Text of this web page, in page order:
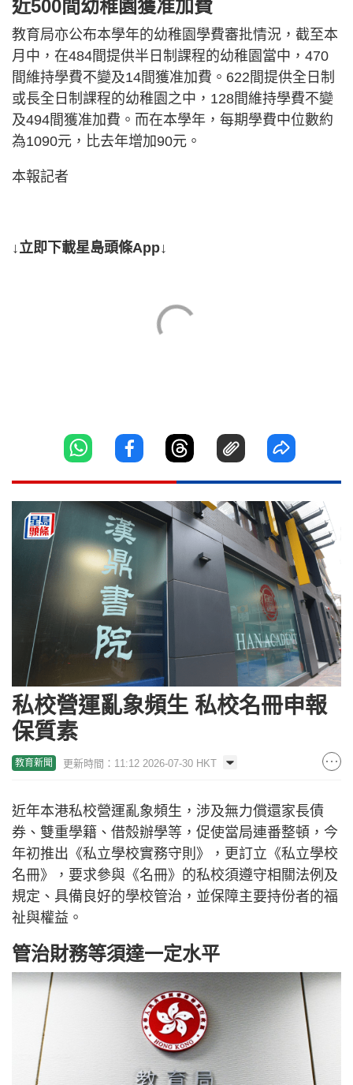
近500間幼稚園獲准加費
教育局亦公布本學年的幼稚園學費審批情況，截至本
月中，在484間提供半日制課程的幼稚園當中，470
間維持學費不變及14間獲准加費。622間提供全日制
或長全日制課程的幼稚園之中，128間維持學費不變
及494間獲准加費。而在本學年，每期學費中位數約
為1090元，比去年增加90元。
本報記者
↓立即下載星島頭條App↓
私校營運亂象頻生 私校名冊申報
保質素
教育新聞 更新時間：11:12 2026-07-30 HKT
近年本港私校營運亂象頻生，涉及無力償還家長債
券、雙重學籍、借殼辦學等，促使當局連番整頓，今
年初推出《私立學校實務守則》，更訂立《私立學校
名冊》，要求參與《名冊》的私校須遵守相關法例及
規定、具備良好的學校管治，並保障主要持份者的福
祉與權益。
管治財務等須達一定水平